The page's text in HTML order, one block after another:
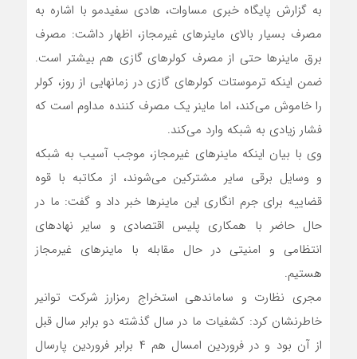
به گزارش پایگاه خبری مساوات، هادی سفیدمو با اشاره به
مصرف بسیار بالای ماینرهای غیرمجاز، اظهار داشت: مصرف
برق ماینرها حتی از مصرف کولرهای گازی هم بیشتر است.
ضمن اینکه ترموستات کولرهای گازی در زمانهایی از روز، کولر
را خاموش می‌کند، اما ماینر یک مصرف کننده مداوم است که
فشار زیادی به شبکه وارد می‌کند.
وی با بیان اینکه ماینرهای غیرمجاز، موجب آسیب به شبکه
و وسایل برقی سایر مشترکین می‌شوند، از مکاتبه با قوه
قضاییه برای جرم انگاری این ماینرها خبر داد و گفت: ما در
حال حاضر با همکاری پلیس اقتصادی و سایر نهادهای
انتظامی و امنیتی در حال مقابله با ماینرهای غیرمجاز
هستیم.
مجری نظارت و ساماندهی استخراج رمزارز شرکت توانیر
خاطرنشان کرد: کشفیات ما در سال گذشته دو برابر سال قبل
از آن بود و در فروردین امسال هم ۴ برابر فروردین پارسال